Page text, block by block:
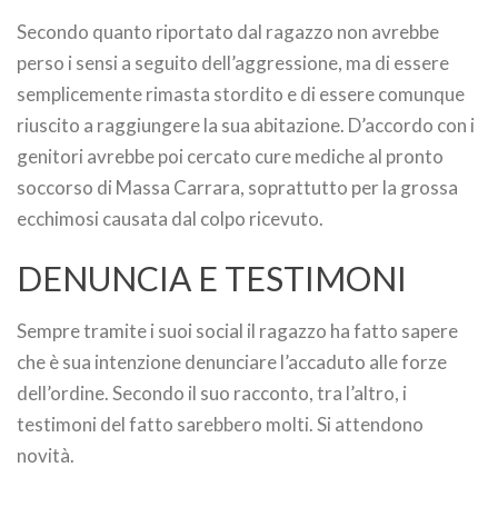
Secondo quanto riportato dal ragazzo non avrebbe
perso i sensi a seguito dell’aggressione, ma di essere
semplicemente rimasta stordito e di essere comunque
riuscito a raggiungere la sua abitazione. D’accordo con i
genitori avrebbe poi cercato cure mediche al pronto
soccorso di Massa Carrara, soprattutto per la grossa
ecchimosi causata dal colpo ricevuto.
DENUNCIA E TESTIMONI
Sempre tramite i suoi social il ragazzo ha fatto sapere
che è sua intenzione denunciare l’accaduto alle forze
dell’ordine. Secondo il suo racconto, tra l’altro, i
testimoni del fatto sarebbero molti. Si attendono
novità.